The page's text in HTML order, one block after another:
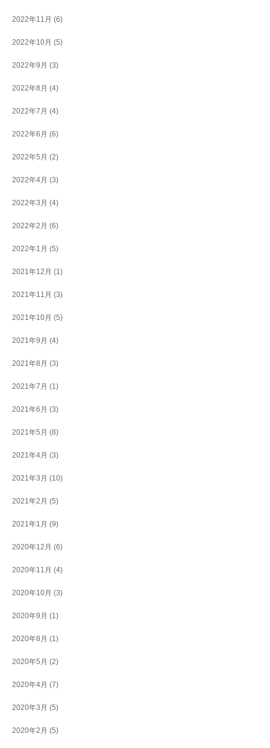
2022年11月 (6)
2022年10月 (5)
2022年9月 (3)
2022年8月 (4)
2022年7月 (4)
2022年6月 (6)
2022年5月 (2)
2022年4月 (3)
2022年3月 (4)
2022年2月 (6)
2022年1月 (5)
2021年12月 (1)
2021年11月 (3)
2021年10月 (5)
2021年9月 (4)
2021年8月 (3)
2021年7月 (1)
2021年6月 (3)
2021年5月 (8)
2021年4月 (3)
2021年3月 (10)
2021年2月 (5)
2021年1月 (9)
2020年12月 (6)
2020年11月 (4)
2020年10月 (3)
2020年9月 (1)
2020年8月 (1)
2020年5月 (2)
2020年4月 (7)
2020年3月 (5)
2020年2月 (5)